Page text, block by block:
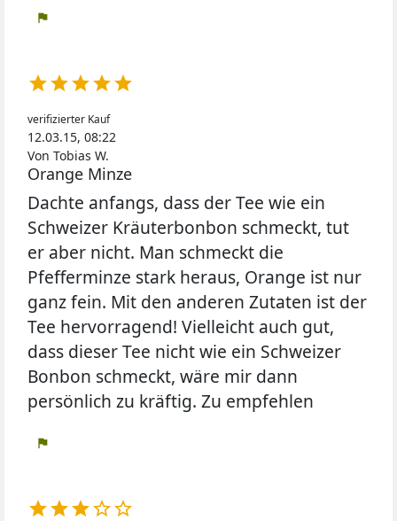
flag

verifizierter Kauf
12.03.15, 08:22
Von Tobias W.
Orange Minze
Dachte anfangs, dass der Tee wie ein
Schweizer Kräuterbonbon schmeckt, tut
er aber nicht. Man schmeckt die
Pfefferminze stark heraus, Orange ist nur
ganz fein. Mit den anderen Zutaten ist der
Tee hervorragend! Vielleicht auch gut,
dass dieser Tee nicht wie ein Schweizer
Bonbon schmeckt, wäre mir dann
persönlich zu kräftig. Zu empfehlen
flag
